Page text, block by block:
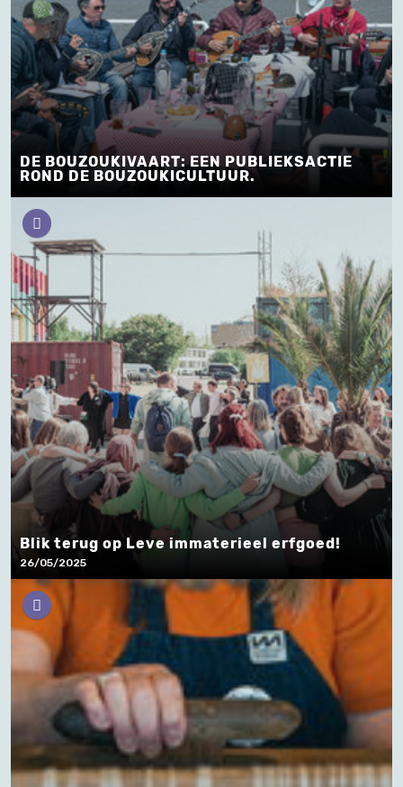
DE BOUZOUKIVAART: EEN PUBLIEKSACTIE
ROND DE BOUZOUKICULTUUR.
Blik terug op Leve immaterieel erfgoed!
26/05/2025